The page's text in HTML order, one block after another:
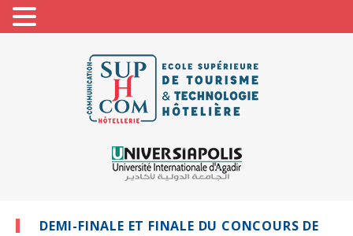
DEMI-FINALE ET FINALE DU CONCOURS DE